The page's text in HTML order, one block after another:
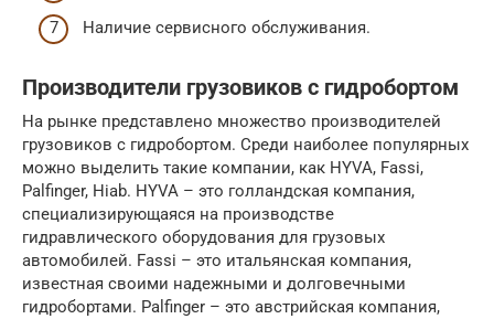
Наличие сервисного обслуживания.
Производители грузовиков с гидробортом
На рынке представлено множество производителей
грузовиков с гидробортом. Среди наиболее популярных
можно выделить такие компании, как HYVA, Fassi,
Palfinger, Hiab. HYVA – это голландская компания,
специализирующаяся на производстве
гидравлического оборудования для грузовых
автомобилей. Fassi – это итальянская компания,
известная своими надежными и долговечными
гидробортами. Palfinger – это австрийская компания,